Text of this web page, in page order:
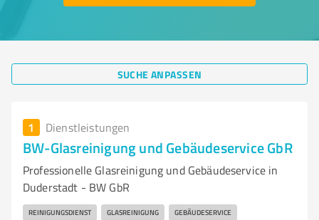
SUCHE ANPASSEN
1 Dienstleistungen
BW-Glasreinigung und Gebäudeservice GbR
Professionelle Glasreinigung und Gebäudeservice in
Duderstadt - BW GbR
REINIGUNGSDIENST GLASREINIGUNG GEBÄUDESERVICE